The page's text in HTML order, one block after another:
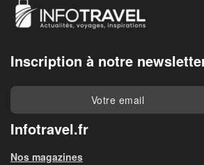
Inscription à notre
Infotravel.fr
Nos magazines